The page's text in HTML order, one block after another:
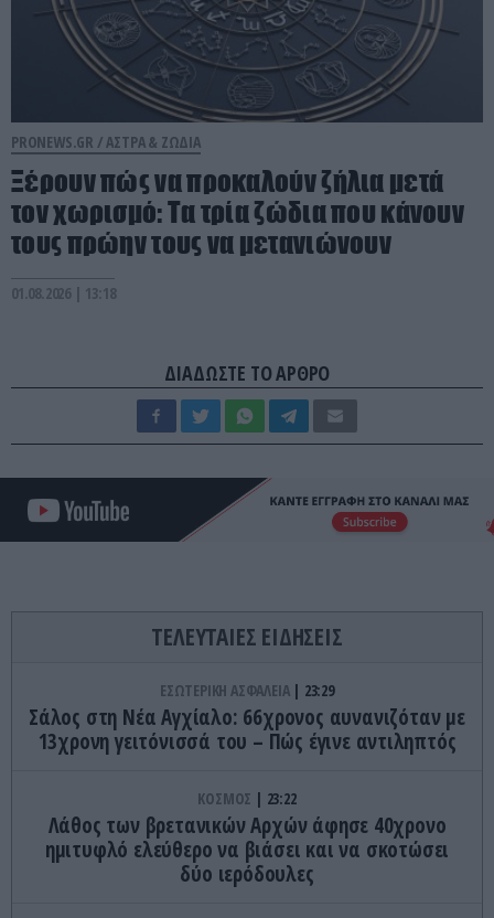
PRONEWS.GR /ΑΣΤΡΑ & ΖΩΔΙΑ
Ξέρουν πώς να προκαλούν ζήλια μετά
τον χωρισμό: Τα τρία ζώδια που κάνουν
τους πρώην τους να μετανιώνουν
01.08.2026 | 13:18
ΔΙΑΔΩΣΤΕ ΤΟ ΑΡΘΡΟ
ΤΕΛΕΥΤΑΙΕΣ ΕΙΔΗΣΕΙΣ
ΕΣΩΤΕΡΙΚΗ ΑΣΦΑΛΕΙΑ 23:29
Σάλος στη Νέα Αγχίαλο: 66χρονος αυνανιζόταν με
13χρονη γειτόνισσά του – Πώς έγινε αντιληπτός
ΚΟΣΜΟΣ 23:22
Λάθος των βρετανικών Αρχών άφησε 40χρονο
ημιτυφλό ελεύθερο να βιάσει και να σκοτώσει
δύο ιερόδουλες